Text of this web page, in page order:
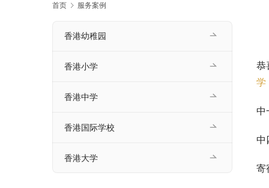
首页 服务案例
恭
学
中
中
寄
香港幼稚园
香港小学
香港中学
香港国际学校
香港大学